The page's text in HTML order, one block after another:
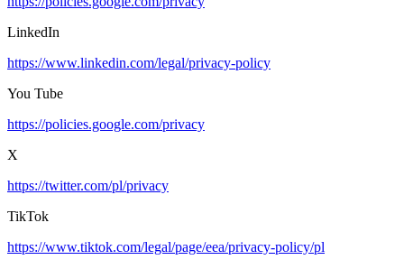
LinkedIn
https://www.linkedin.com/legal/privacy-policy
You Tube
https://policies.google.com/privacy
X
https://twitter.com/pl/privacy
TikTok
https://www.tiktok.com/legal/page/eea/privacy-policy/pl